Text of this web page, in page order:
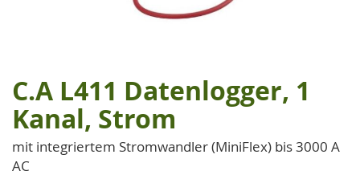
Zum
Anfang
der
Bildgalerie
springen
C.A L411 Datenlogger, 1
Kanal, Strom
mit integriertem Stromwandler (MiniFlex) bis 3000 A
AC